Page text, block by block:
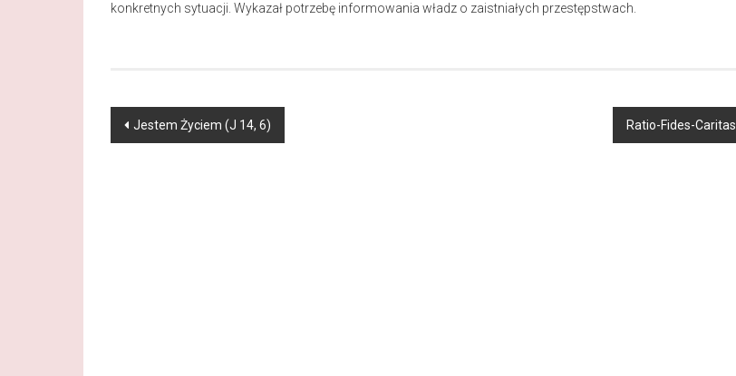
konkretnych sytuacji. Wykazał potrzebę informowania władz o zaistniałych przestępstwach.
Post navigation
Jestem Życiem (J 14, 6) Ratio-Fides-Caritas